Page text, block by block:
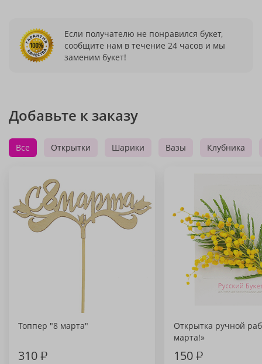
Если получателю не понравился букет,
сообщите нам в течение 24 часов и мы
заменим букет!
Добавьте к заказу
Все Открытки Шарики Вазы Клубника
Топпер "8 марта"
310₽
Открытка ручной
марта!»
150₽